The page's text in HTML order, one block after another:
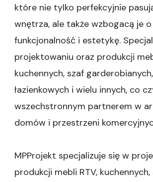
które nie tylko perfekcyjnie
wnętrza, ale także wzbogacą je o
funkcjonalność i estetykę.
projektowaniu oraz produkcji
kuchennych, szaf garderobianych,
łazienkowych i wielu innych, co
wszechstronnym partnerem w
domów i przestrzeni
MPProjekt specjalizuje się w
produkcji mebli RTV, kuchennych,